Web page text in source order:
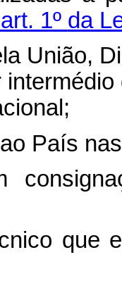
1º da
União,
País
que